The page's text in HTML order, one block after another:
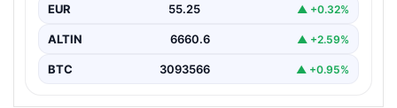
EUR 55.25 ▲ +0.32%
ALTIN 6660.6 ▲ +2.59%
BTC 3093566 ▲ +0.95%